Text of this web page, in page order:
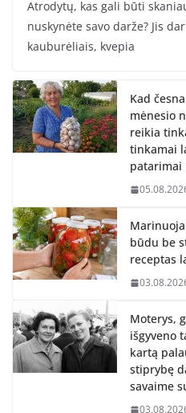
Atrodytų, kas gali būti
nuskynėte savo darže? Jis
kauburėliais, kvepia
Kad
mėnesio
reikia
tinkamai
patarimai
būdu be
receptas
Moterys,
išgyveno
kartą
stiprybę
savaime